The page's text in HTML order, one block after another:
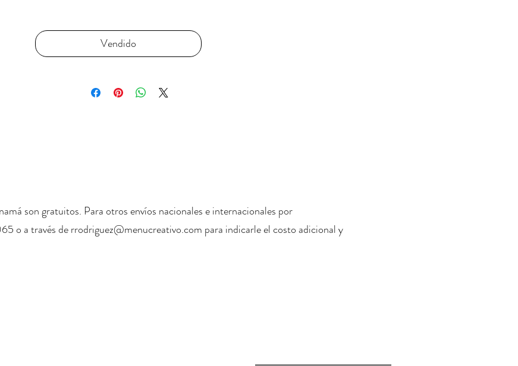
Vendido
son gratuitos. Para otros envíos nacionales e internacionales por
o a través derrodriguez@menucreativo.com para indicarle el costo adicional y